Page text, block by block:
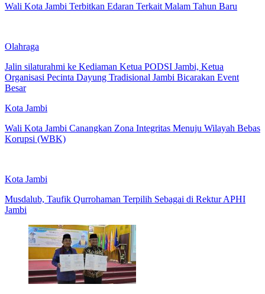
Wali Kota Jambi Terbitkan Edaran Terkait Malam Tahun Baru
Olahraga
Jalin silaturahmi ke Kediaman Ketua PODSI Jambi, Ketua
Organisasi Pecinta Dayung Tradisional Jambi Bicarakan Event
Besar
Kota Jambi
Wali Kota Jambi Canangkan Zona Integritas Menuju Wilayah Bebas
Korupsi (WBK)
Kota Jambi
Musdalub, Taufik Qurrohaman Terpilih Sebagai di Rektur APHI
Jambi